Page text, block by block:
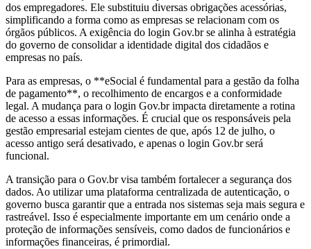
dos empregadores. Ele substituiu diversas obrigações acessórias,
simplificando a forma como as empresas se relacionam com os
órgãos públicos. A exigência do login Gov.br se alinha à estratégia
do governo de consolidar a identidade digital dos cidadãos e
empresas no país.
Para as empresas, o **eSocial é fundamental para a gestão da folha
de pagamento**, o recolhimento de encargos e a conformidade
legal. A mudança para o login Gov.br impacta diretamente a rotina
de acesso a essas informações. É crucial que os responsáveis pela
gestão empresarial estejam cientes de que, após 12 de julho, o
acesso antigo será desativado, e apenas o login Gov.br será
funcional.
A transição para o Gov.br visa também fortalecer a segurança dos
dados. Ao utilizar uma plataforma centralizada de autenticação, o
governo busca garantir que a entrada nos sistemas seja mais segura e
rastreável. Isso é especialmente importante em um cenário onde a
proteção de informações sensíveis, como dados de funcionários e
informações financeiras, é primordial.